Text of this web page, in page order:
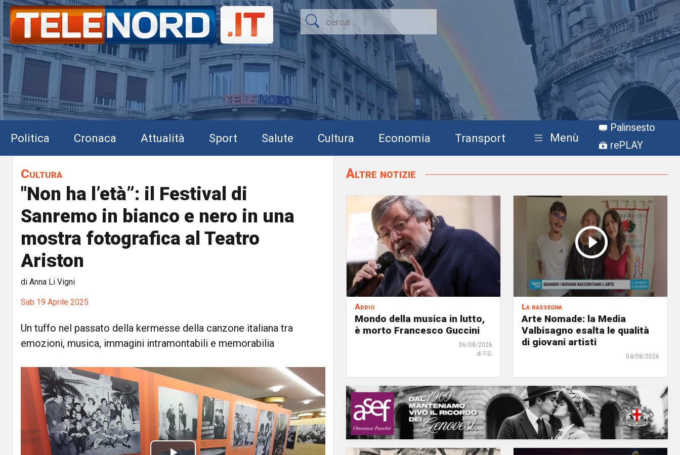
Politica Cronaca Attualità Sport Salute Cultura Economia Transport Menù
Palinsesto
rePLAY
Cultura
"Non ha l’età”: il Festival di
Sanremo in bianco e nero in una
mostra fotografica al Teatro
Ariston
di Anna Li Vigni
Sab 19 Aprile 2025
Un tuffo nel passato della kermesse della canzone italiana tra
emozioni, musica, immagini intramontabili e memorabilia
Altre notizie
Addio
Mondo della musica in lutto,
è morto Francesco Guccini
06/08/2026
di F.S.
La rassegna
Arte Nomade: la Media
Valbisagno esalta le qualità
di giovani artisti
04/08/2026